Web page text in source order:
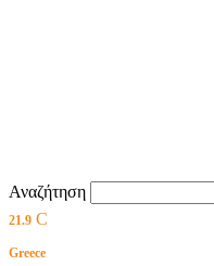
Αναζήτηση
21.9 C
Greece